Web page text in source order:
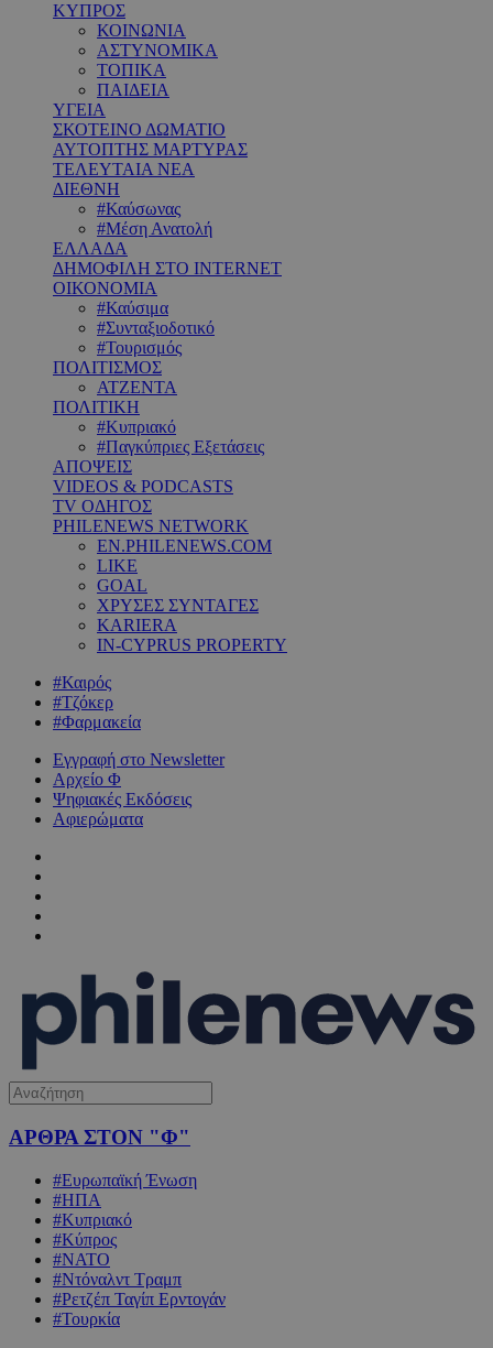
ΚΥΠΡΟΣ
ΚΟΙΝΩΝΙΑ
ΑΣΤΥΝΟΜΙΚΑ
ΤΟΠΙΚΑ
ΠΑΙΔΕΙΑ
ΥΓΕΙΑ
ΣΚΟΤΕΙΝΟ ΔΩΜΑΤΙΟ
ΑΥΤΟΠΤΗΣ ΜΑΡΤΥΡΑΣ
ΤΕΛΕΥΤΑΙΑ ΝΕΑ
ΔΙΕΘΝΗ
#Καύσωνας
#Μέση Ανατολή
ΕΛΛΑΔΑ
ΔΗΜΟΦΙΛΗ ΣΤΟ INTERNET
ΟΙΚΟΝΟΜΙΑ
#Καύσιμα
#Συνταξιοδοτικό
#Τουρισμός
ΠΟΛΙΤΙΣΜΟΣ
ΑΤΖΕΝΤΑ
ΠΟΛΙΤΙΚΗ
#Κυπριακό
#Παγκύπριες Εξετάσεις
ΑΠΟΨΕΙΣ
VIDEOS & PODCASTS
TV ΟΔΗΓΟΣ
PHILENEWS NETWORK
EN.PHILENEWS.COM
LIKE
GOAL
ΧΡΥΣΕΣ ΣΥΝΤΑΓΕΣ
KARIERA
IN-CYPRUS PROPERTY
#Καιρός
#Τζόκερ
#Φαρμακεία
Εγγραφή στο Newsletter
Αρχείο Φ
Ψηφιακές Εκδόσεις
Αφιερώματα
ΑΡΘΡΑ ΣΤΟΝ "Φ"
#Ευρωπαϊκή Ένωση
#ΗΠΑ
#Κυπριακό
#Κύπρος
#ΝΑΤΟ
#Ντόναλντ Τραμπ
#Ρετζέπ Ταγίπ Ερντογάν
#Τουρκία